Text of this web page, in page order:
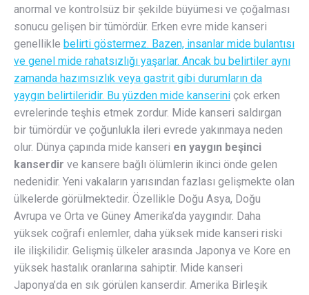
anormal ve kontrolsüz bir şekilde büyümesi ve çoğalması
sonucu gelişen bir tümördür. Erken evre mide kanseri
genellikle belirti göstermez. Bazen, insanlar mide bulantısı
ve genel mide rahatsızlığı yaşarlar. Ancak bu belirtiler aynı
zamanda hazımsızlık veya gastrit gibi durumların da
yaygın belirtileridir. Bu yüzden mide kanserini çok erken
evrelerinde teşhis etmek zordur. Mide kanseri saldırgan
bir tümördür ve çoğunlukla ileri evrede yakınmaya neden
olur. Dünya çapında mide kanseri en yaygın beşinci
kanserdir ve kansere bağlı ölümlerin ikinci önde gelen
nedenidir. Yeni vakaların yarısından fazlası gelişmekte olan
ülkelerde görülmektedir. Özellikle Doğu Asya, Doğu
Avrupa ve Orta ve Güney Amerika’da yaygındır. Daha
yüksek coğrafi enlemler, daha yüksek mide kanseri riski
ile ilişkilidir. Gelişmiş ülkeler arasında Japonya ve Kore en
yüksek hastalık oranlarına sahiptir. Mide kanseri
Japonya’da en sık görülen kanserdir. Amerika Birleşik